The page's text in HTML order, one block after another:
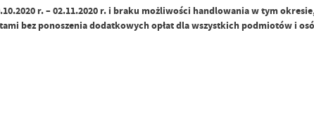
r. – 02.11.2020 r. i braku możliwości handlowania w tym
bez ponoszenia dodatkowych opłat dla wszystkich podmiotów i